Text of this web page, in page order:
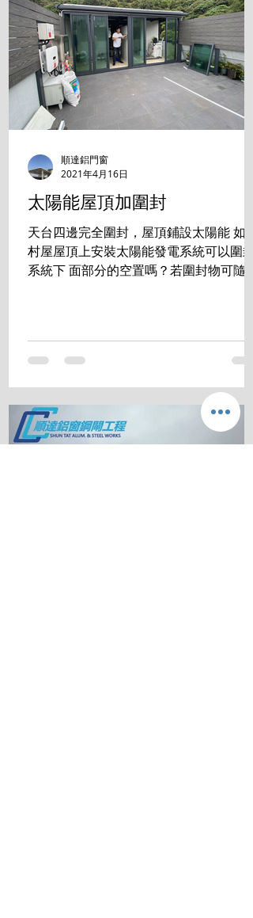
太陽能屋頂加圍封
天台四邊完全圍封，屋頂鋪設太陽能 如在
村屋屋頂上安裝太陽能發電系統可以圍封
系統下 面部分的空置嗎？若圍封物可隨時
順達鋁門窗
2021年4月16日